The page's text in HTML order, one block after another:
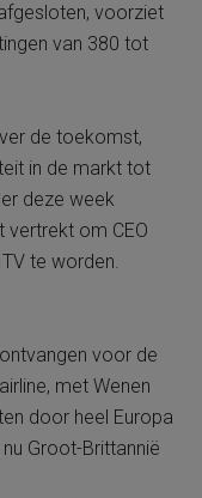
voorziet
van 380 tot
de toekomst,
in de markt tot
deze week
vertrekt om CEO
te worden.
voor de
met Wenen
door heel Europa
Groot-Brittannië